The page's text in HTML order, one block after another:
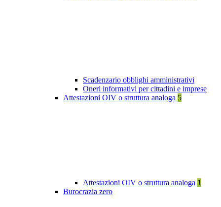
Scadenzario obblighi amministrativi
Oneri informativi per cittadini e imprese
Attestazioni OIV o struttura analoga 5
Attestazioni OIV o struttura analoga 1
Burocrazia zero